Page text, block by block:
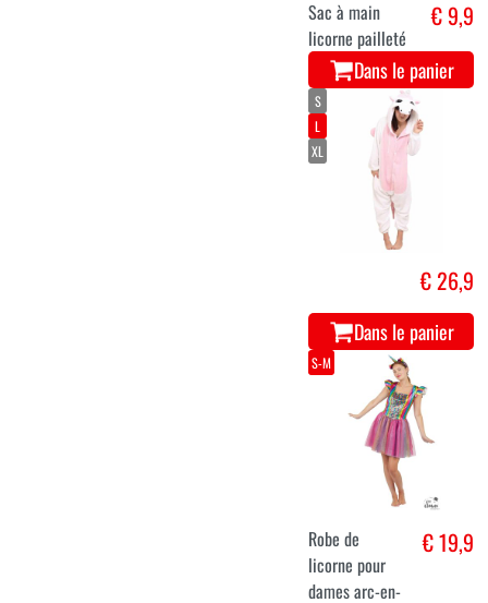
Sac à main
licorne pailleté
€ 9,9
Dans le panier
S
L
XL
€ 26,9
Dans le panier
S-M
Robe de
licorne pour
dames arc-en-
€ 19,9